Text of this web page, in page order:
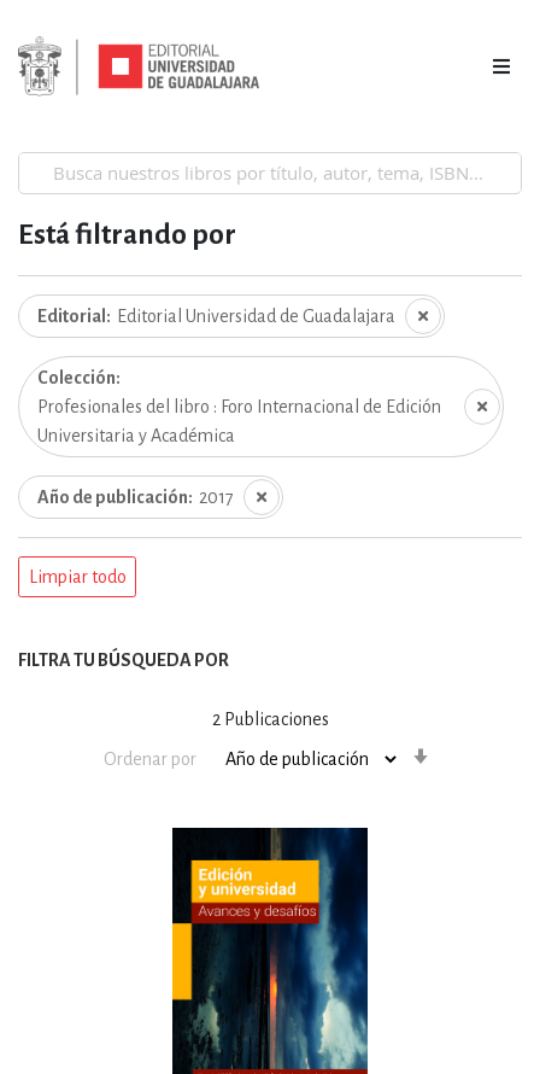
2 Publicaciones
Ordenar por
Está filtrando por
Editorial Editorial Universidad de Guadalajara
Colección
Profesionales del libro : Foro Internacional de Edición
Universitaria y Académica
Año de publicación 2017
Limpiar todo
FILTRA TU BÚSQUEDA POR